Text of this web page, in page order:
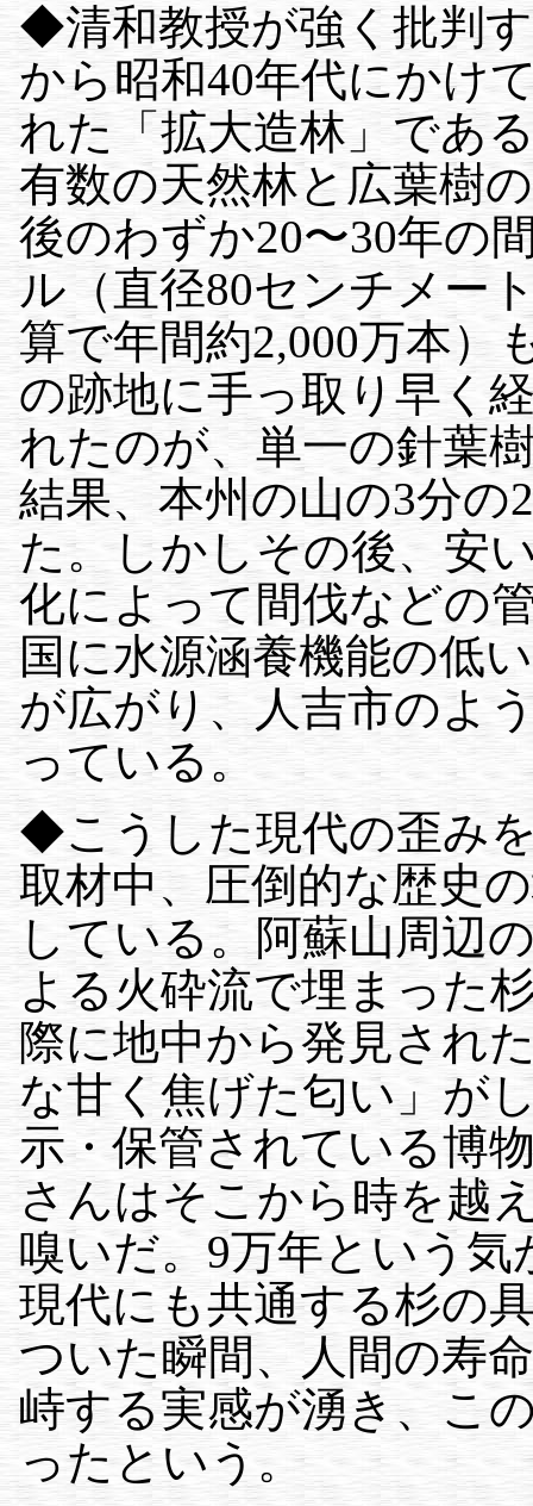
◆清和教授が強く批判
から昭和40年代にかけ
れた「拡大造林」であ
有数の天然林と広葉樹
後のわずか20〜30年の
ル（直径80センチメー
算で年間約2,000万本）
の跡地に手っ取り早く
れたのが、単一の針葉
結果、本州の山の3分
た。しかしその後、安
化によって間伐などの
国に水源涵養機能の低
が広がり、人吉市のよ
っている。
◆こうした現代の歪み
取材中、圧倒的な歴史
している。阿蘇山周辺
よる火砕流で埋まった
際に地中から発見され
な甘く焦げた匂い」が
示・保管されている博
さんはそこから時を越
嗅いだ。9万年という
現代にも共通する杉の
ついた瞬間、人間の寿
峙する実感が湧き、こ
ったという。